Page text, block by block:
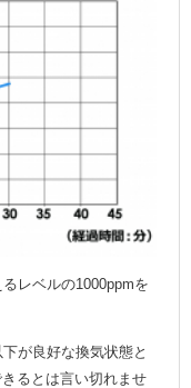
レベルの1000ppmを
が良好な換気状態と
るとは言い切れませ